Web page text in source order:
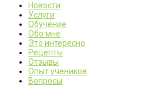
Новости
Услуги
Обучение
Обо мне
Это интересно
Рецепты
Отзывы
Опыт учеников
Вопросы